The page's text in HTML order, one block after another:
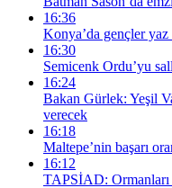
16:36
Konya’da gençler
16:30
Semicenk Ordu’yu
16:24
Bakan Gürlek: Yeşil
verecek
16:18
Maltepe’nin başarı
16:12
TAPSİAD: